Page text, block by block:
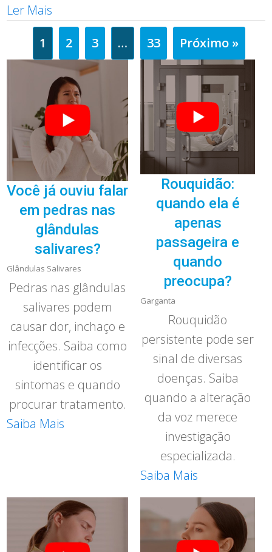
Ler Mais
1
2 3 … 33 Próximo »
Você já ouviu falar
em pedras nas
glândulas
salivares?
Glândulas Salivares
Pedras nas glândulas
salivares podem
causar dor, inchaço e
infecções. Saiba como
identificar os
sintomas e quando
procurar tratamento.
Saiba Mais
Rouquidão:
quando ela é
apenas
passageira e
quando
preocupa?
Garganta
Rouquidão
persistente pode ser
sinal de diversas
doenças. Saiba
quando a alteração
da voz merece
investigação
especializada.
Saiba Mais